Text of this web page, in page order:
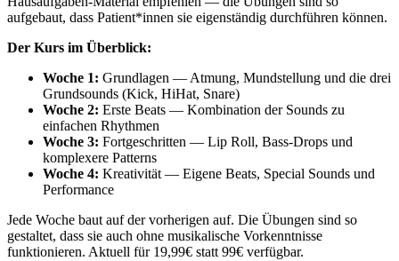
aufgebaut, dass Patient*innen sie eigenständig durchführen können.
Der Kurs im Überblick:
Woche 1: Grundlagen — Atmung, Mundstellung und die drei
Grundsounds (Kick, HiHat, Snare)
Woche 2: Erste Beats — Kombination der Sounds zu
einfachen Rhythmen
Woche 3: Fortgeschritten — Lip Roll, Bass-Drops und
komplexere Patterns
Woche 4: Kreativität — Eigene Beats, Special Sounds und
Performance
Jede Woche baut auf der vorherigen auf. Die Übungen sind so
gestaltet, dass sie auch ohne musikalische Vorkenntnisse
funktionieren. Aktuell für 19,99€ statt 99€ verfügbar.